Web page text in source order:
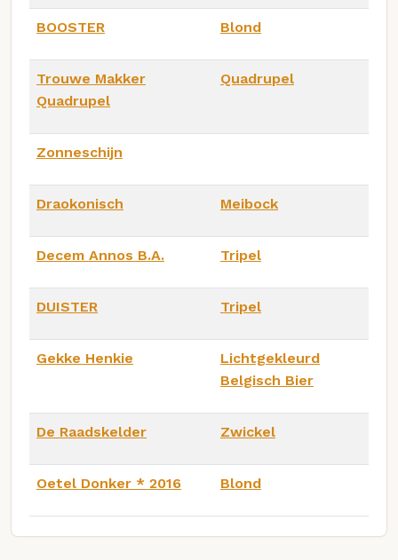
BOOSTER Blond
Trouwe Makker
Quadrupel
Quadrupel
Zonneschijn
Draokonisch Meibock
Decem Annos B.A. Tripel
DUISTER Tripel
Gekke Henkie
Lichtgekleurd
Belgisch Bier
De Raadskelder Zwickel
Oetel Donker * 2016 Blond